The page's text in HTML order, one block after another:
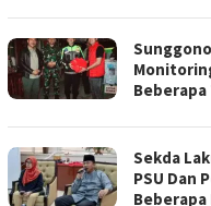
Beberapa
Sekda
PSU Dan